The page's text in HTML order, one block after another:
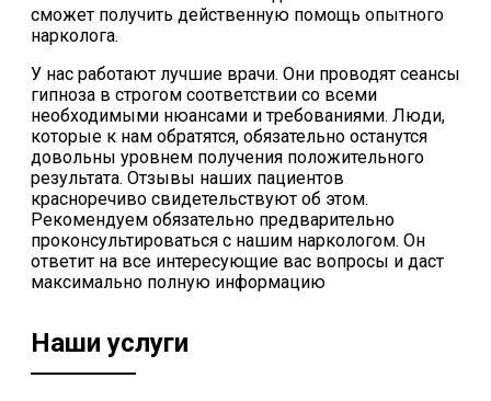
сможет получить действенную помощь опытного
нарколога.
У нас работают лучшие врачи. Они проводят сеансы
гипноза в строгом соответствии со всеми
необходимыми нюансами и требованиями. Люди,
которые к нам обратятся, обязательно останутся
довольны уровнем получения положительного
результата. Отзывы наших пациентов
красноречиво свидетельствуют об этом.
Рекомендуем обязательно предварительно
проконсультироваться с нашим наркологом. Он
ответит на все интересующие вас вопросы и даст
максимально полную информацию
Наши услуги